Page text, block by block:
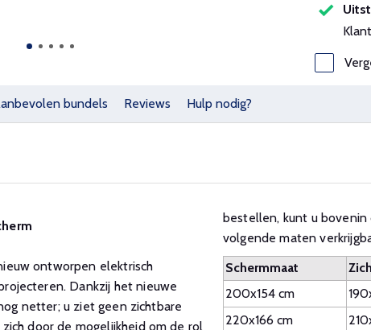
bundels Reviews Hulp nodig?
ontworpen elektrisch
Dankzij het nieuwe
netter; u ziet geen zichtbare
door de mogelijkheid om de rol
bestellen, kunt u bovenin
volgende maten
Schermmaat
200x154 cm
220x166 cm